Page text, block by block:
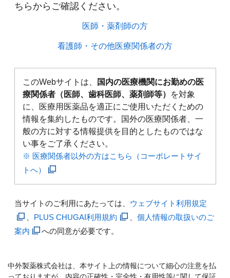
ちらからご確認ください。​
医師・薬剤師の方​
看護師・その他医療関係者の方​
このWebサイトは、
国内の医療機関にお勤めの医
療関係者（医師、歯科医師、薬剤師等）
を対象
に、医療用医薬品を適正にご使用いただくための
情報を集約したものです。国外の医療関係者、一
般の方に対する情報提供を目的としたものではな
い事をご了承ください。
※ 医療関係者以外の方はこちら（コーポレートサイ
トへ）
当サイトのご利用にあたっては、 ウェブサイト利用規定
PLUS CHUGAI利用規約
個人情報の取扱いのご
案内
への同意が必要です。
中外製薬株式会社は、本サイト上の情報について細心の注意を払
っておりますが、内容の正確性・完全性・有用性等に関して保証